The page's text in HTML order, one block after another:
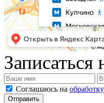
Записаться
Соглашаюсь на